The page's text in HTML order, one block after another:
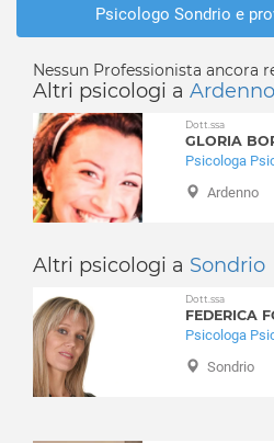
Ardenno
Bema
Berbenno di Valtellina
Bianzone
Bormio
Buglio in Monte
Caiolo
Caspoggio
Castione Andevenno
Cedrasco
Cercino
Chiavenna
Adozione e affido
Alcolismo
Anoressia
Ansia
Attacchi di panico
Autismo
Balbuzie
Bruxismo
Bulimia
Depressione
Dipendenza affettiva
Disabilità
Psicologo Sondrio e
Nessun Professionista ancora
Altri psicologi a Ardenno
Dott.ssa
GLORIA
Psicologa
Ardenno
Altri psicologi a Sondrio
Dott.ssa
FEDERICA
Psicologa
Sondrio